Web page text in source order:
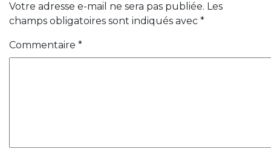
Votre adresse e-mail ne sera pas publiée. Les
champs obligatoires sont indiqués avec *
Commentaire *